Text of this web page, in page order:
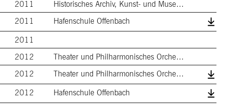
2011
Historisches Archiv, Kunst- und Museumsb…
2011
Hafenschule Offenbach
2011
2012
Theater und Philharmonisches Orchester
2012
Theater und Philharmonisches Orchester
2012
Hafenschule Offenbach